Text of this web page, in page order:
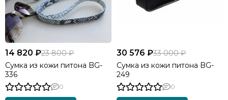
14 820 ₽23 800 ₽
Сумка из кожи питона BG-
336
0
30 576 ₽33 000 ₽
Сумка из кожи питона BG-
249
0